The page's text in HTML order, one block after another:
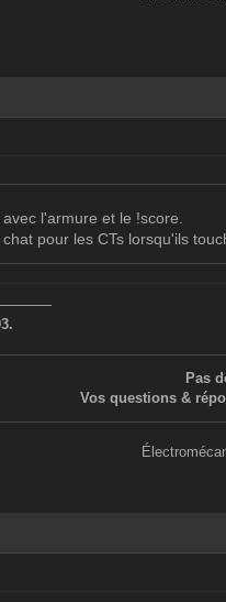
l'armure et le !score.
pour les CTs lorsqu'ils
Pas
Vos questions &